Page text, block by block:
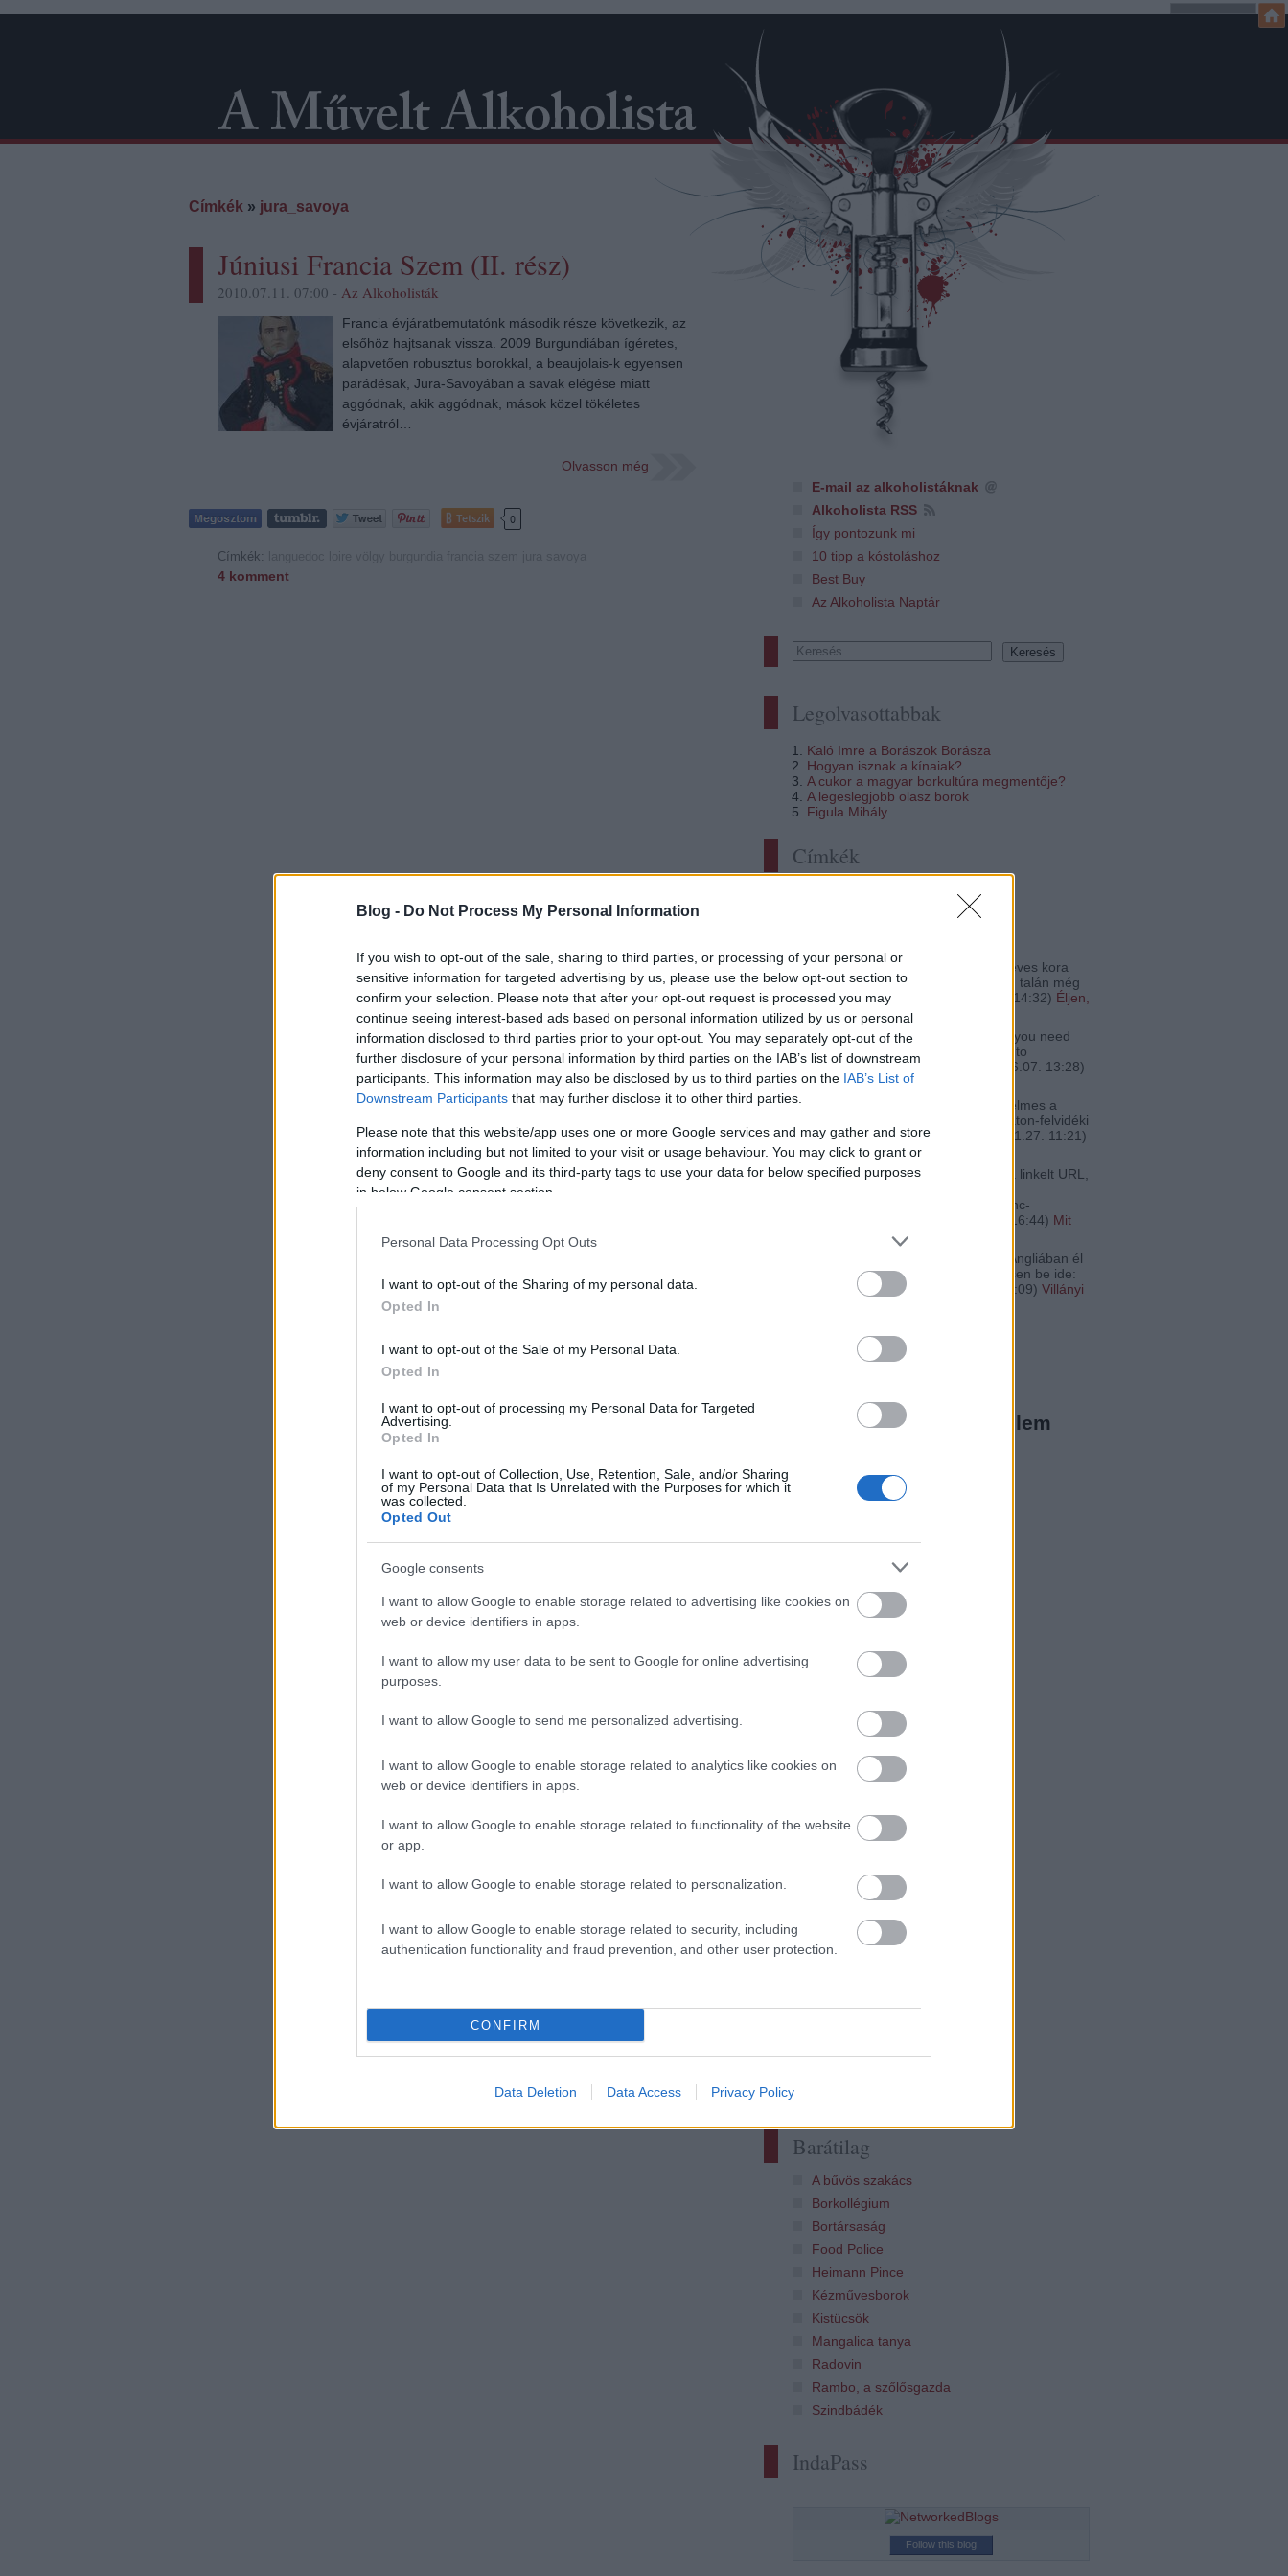
Blog - Do Not Process My Personal Information
If you wish to opt-out of the sale, sharing to third parties, or processing of your personal or
sensitive information for targeted advertising by us, please use the below opt-out section to
confirm your selection. Please note that after your opt-out request is processed you may
continue seeing interest-based ads based on personal information utilized by us or personal
information disclosed to third parties prior to your opt-out. You may separately opt-out of the
further disclosure of your personal information by third parties on the IAB’s list of downstream
participants. This information may also be disclosed by us to third parties on the IAB’s List of
Downstream Participants that may further disclose it to other third parties.
Please note that this website/app uses one or more Google services and may gather and store
information including but not limited to your visit or usage behaviour. You may click to grant or
deny consent to Google and its third-party tags to use your data for below specified purposes
in below Google consent section.
Personal Data Processing Opt Outs
I want to opt-out of the Sharing of my personal data.
Opted In
I want to opt-out of the Sale of my Personal Data.
Opted In
I want to opt-out of processing my Personal Data for Targeted
Advertising.
Opted In
I want to opt-out of Collection, Use, Retention, Sale, and/or Sharing
of my Personal Data that Is Unrelated with the Purposes for which it
was collected.
Opted Out
Google consents
I want to allow Google to enable storage related to advertising like cookies on
web or device identifiers in apps.
I want to allow my user data to be sent to Google for online advertising
purposes.
I want to allow Google to send me personalized advertising.
I want to allow Google to enable storage related to analytics like cookies on
web or device identifiers in apps.
I want to allow Google to enable storage related to functionality of the website
or app.
I want to allow Google to enable storage related to personalization.
I want to allow Google to enable storage related to security, including
authentication functionality and fraud prevention, and other user protection.
CONFIRM
Data Deletion Data Access Privacy Policy
E-mail az alkoholistáknak
Alkoholista RSS
Így pontozunk mi
10 tipp a kóstoláshoz
Best Buy
Az Alkoholista Naptár
Legolvasottabbak
Kaló Imre a Borászok Borásza
Hogyan isznak a kínaiak?
A cukor a magyar borkultúra megmentője?
A legeslegjobb olasz borok
Figula Mihály
Címkék
elzee:Ma kóstoltam a bort... 19 éves kora
ellenére tökéletes állapotban van, talán még
mindig nincs a cs...
2022.12.25. 14:32) Éljen,
itt a legdrágább vörös!
Didier Pénine:@alföldimerlot: If you need
personalised Champagne just go to
sayitwithchampers.co.uk
2020.06.07. 13:28)
Rizlingek az óceánon túlról
Én most lettem szerelmes a
zweigelt-be. Itta már valaki a Balaton-felvidéki
Somodi Zsolt Borászat ...
2018.11.27. 11:21)
A világ legjobb zweigeltjei
gbsz:A lecsós kép forrása nem a linkelt URL,
www.gabojsza.hu/2007/07/kedvenc-
2017.02.21. 16:44) Mit
igyunk a lecsóhoz?
@fakanalhos: Aki pedig Angliában él
és magyar borra szomjas, az lessen be ide:
<a href="http://...
2016.01.31. 16:09) Villányi
Nincs megjeleníthető elem
Alkoholista a Facebookon
Kollégák
Albert gazda
Bordoktor
Borwerk
Jamie Goode
Barátilag
A bűvös szakács
Borkollégium
Bortársaság
Food Police
Heimann Pince
Kézművesborok
Kistücsök
Mangalica tanya
Radovin
Rambo, a szőlősgazda
Szindbádék
IndaPass
Follow this blog
Címkék » jura_savoya
Júniusi Francia Szem (II. rész)
2010.07.11. 07:00 - Az Alkoholisták
Francia évjáratbemutatónk második része következik, az
elsőhöz hajtsanak vissza. 2009 Burgundiában ígéretes,
alapvetően robusztus borokkal, a beaujolais-k egyensen
parádésak, Jura-Savoyában a savak elégése miatt
aggódnak, akik aggódnak, mások közel tökéletes
évjáratról…
Olvasson még
Tetszik 0
Címkék:
4 komment